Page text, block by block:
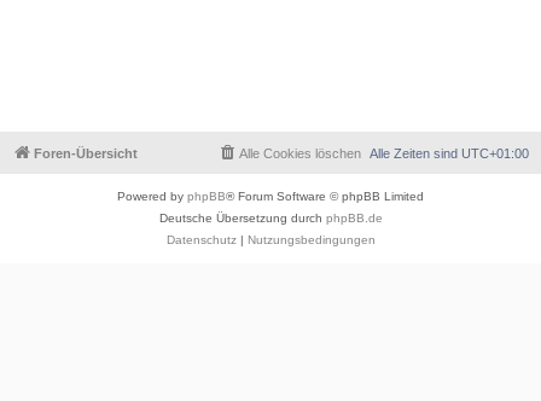
Foren-Übersicht Alle Zeiten sind UTC+01:00
Alle Cookies löschen
Powered by phpBB® Forum Software © phpBB Limited
Deutsche Übersetzung durch phpBB.de
Datenschutz| Nutzungsbedingungen